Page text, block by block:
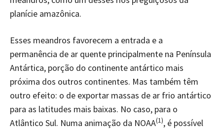
planície amazônica.
Esses meandros favorecem a entrada e a
permanência de ar quente principalmente na Península
Antártica, porção do continente antártico mais
próxima dos outros continentes. Mas também têm
outro efeito: o de exportar massas de ar frio antártico
para as latitudes mais baixas. No caso, para o
Atlântico Sul. Numa animação da NOAA(1), é possível